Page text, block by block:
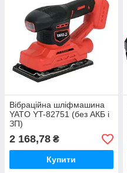
Вібраційна шліфмашина
YATO YT-82751 (без АКБ і
ЗП)
2 168,78 ₴
Купити